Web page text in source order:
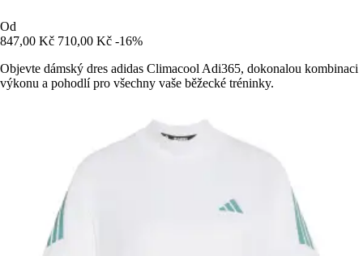
Od
847,00 Kč 710,00 Kč -16%
Objevte dámský dres adidas Climacool Adi365, dokonalou kombinaci
výkonu a pohodlí pro všechny vaše běžecké tréninky.